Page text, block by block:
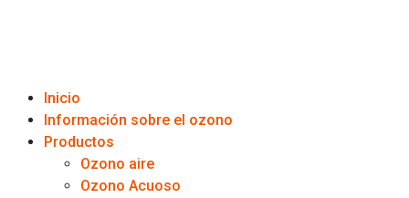
Inicio
Información sobre el ozono
Productos
Ozono aire
Ozono Acuoso